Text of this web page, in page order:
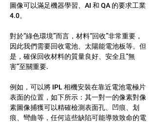
圖像可以滿足機器學習、AI 和 QA 的要求工業
4.0。
對於“綠色環境”而言，材料“回收”非常重要，
因此我們需要回收電池、太陽能電池板等。但
是，確保回收材料的質量良好、安全且“無
害”至關重要.
例如，可以將 IPL 相機安裝在靠近電池電極片
表面的位置，如下所示：其一對一的像素對像
素圖像捕獲可以精確檢測表面孔、凹痕、划
痕、彎曲等，任何這些缺陷可能導致致命的電